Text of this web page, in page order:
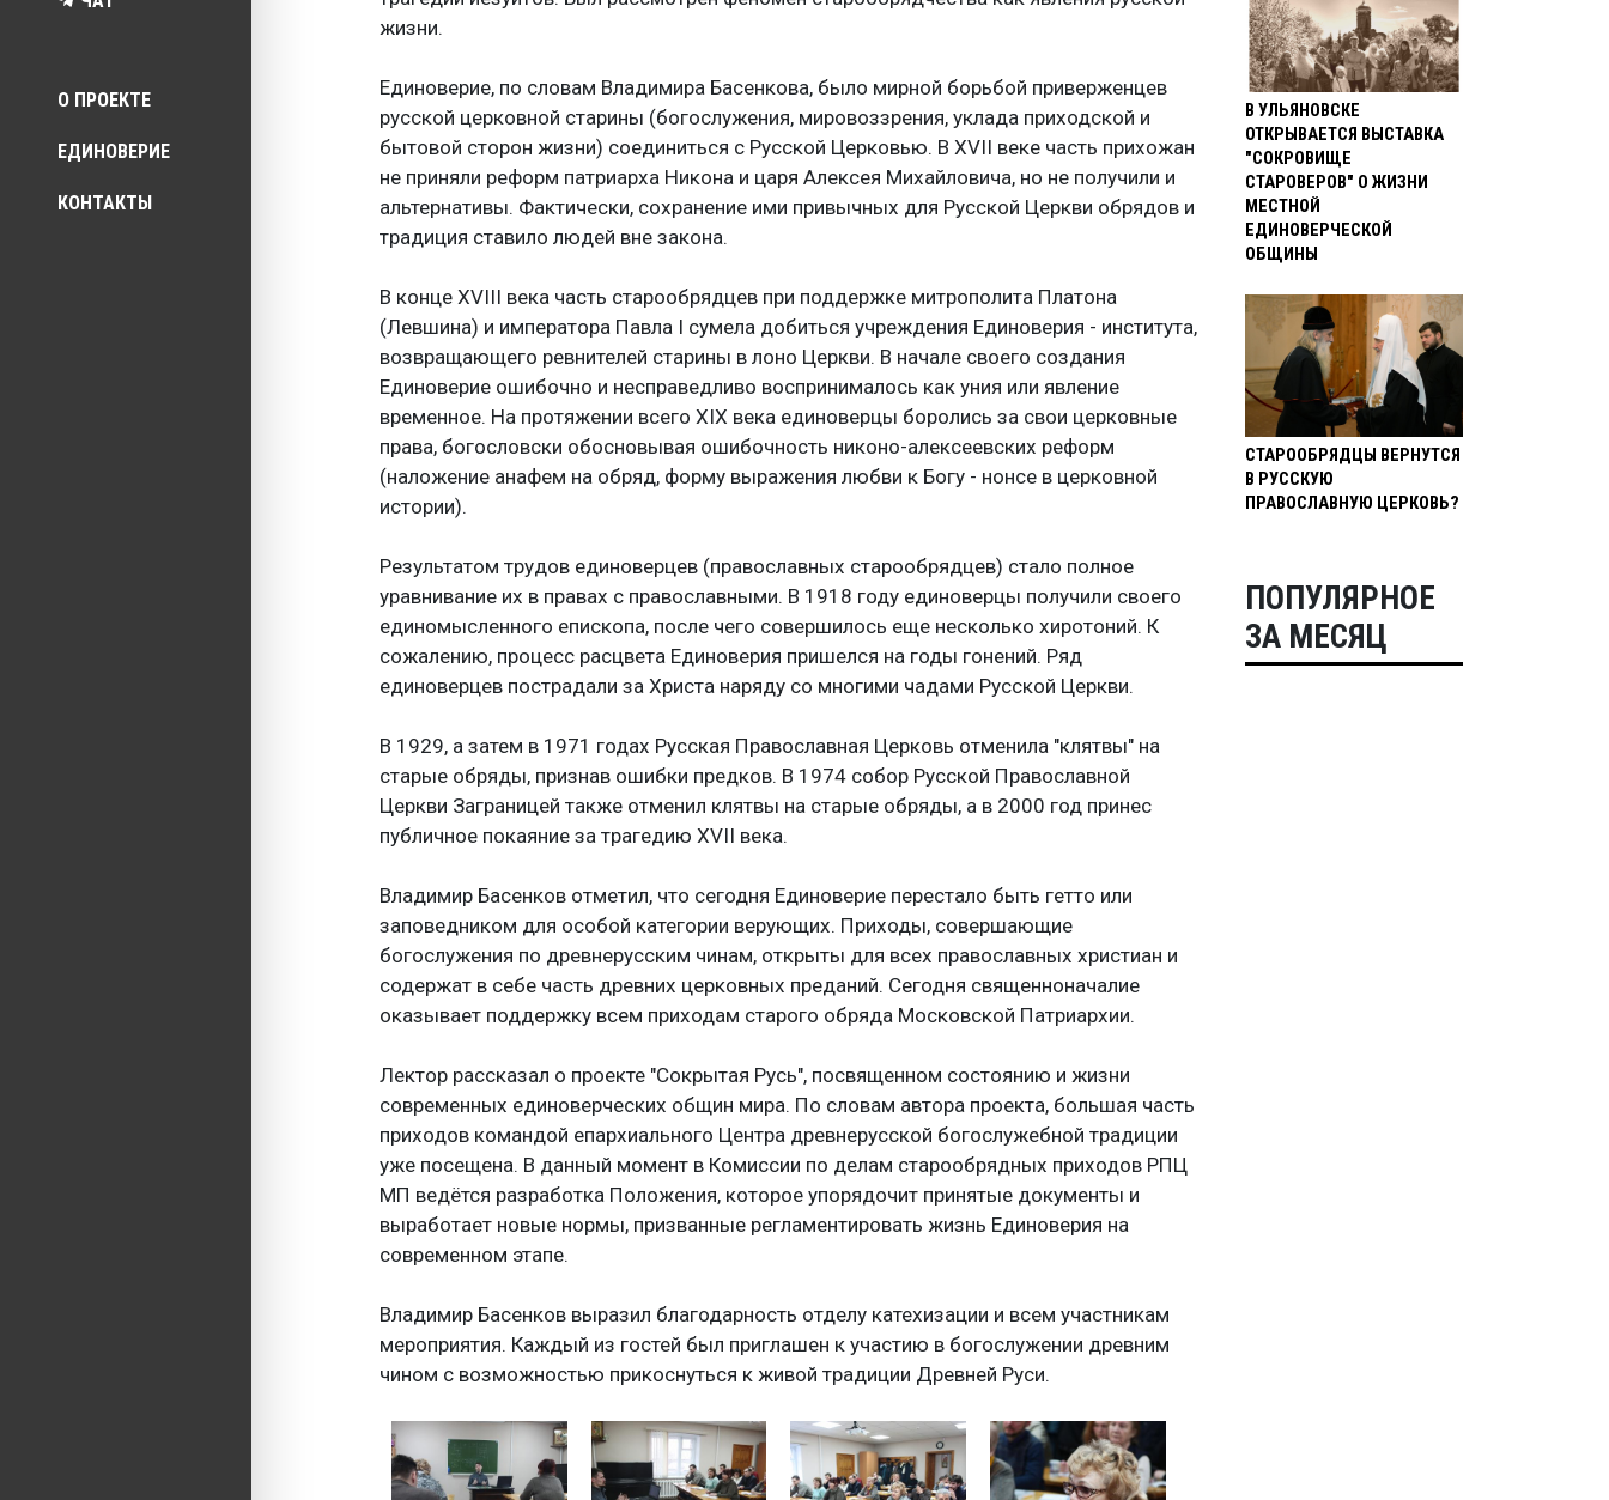
Top menu
О ПРОЕКТЕ
ЕДИНОВЕРИЕ
КОНТАКТЫ
жизни.
Единоверие, по словам Владимира Басенкова, было мирной борьбой приверженцев
русской церковной старины (богослужения, мировоззрения, уклада приходской и
бытовой сторон жизни) соединиться с Русской Церковью. В XVII веке часть прихожан
не приняли реформ патриарха Никона и царя Алексея Михайловича, но не получили и
альтернативы. Фактически, сохранение ими привычных для Русской Церкви обрядов и
традиция ставило людей вне закона.
В конце XVIII века часть старообрядцев при поддержке митрополита Платона
(Левшина) и императора Павла I сумела добиться учреждения Единоверия - института,
возвращающего ревнителей старины в лоно Церкви. В начале своего создания
Единоверие ошибочно и несправедливо воспринималось как уния или явление
временное. На протяжении всего XIX века единоверцы боролись за свои церковные
права, богословски обосновывая ошибочность никоно-алексеевских реформ
(наложение анафем на обряд, форму выражения любви к Богу - нонсе в церковной
истории).
Результатом трудов единоверцев (православных старообрядцев) стало полное
уравнивание их в правах с православными. В 1918 году единоверцы получили своего
единомысленного епископа, после чего совершилось еще несколько хиротоний. К
сожалению, процесс расцвета Единоверия пришелся на годы гонений. Ряд
единоверцев пострадали за Христа наряду со многими чадами Русской Церкви.
В 1929, а затем в 1971 годах Русская Православная Церковь отменила "клятвы" на
старые обряды, признав ошибки предков. В 1974 собор Русской Православной
Церкви Заграницей также отменил клятвы на старые обряды, а в 2000 год принес
публичное покаяние за трагедию XVII века.
Владимир Басенков отметил, что сегодня Единоверие перестало быть гетто или
заповедником для особой категории верующих. Приходы, совершающие
богослужения по древнерусским чинам, открыты для всех православных христиан и
содержат в себе часть древних церковных преданий. Сегодня священноначалие
оказывает поддержку всем приходам старого обряда Московской Патриархии.
Лектор рассказал о проекте "Сокрытая Русь", посвященном состоянию и жизни
современных единоверческих общин мира. По словам автора проекта, большая часть
приходов командой епархиального Центра древнерусской богослужебной традиции
уже посещена. В данный момент в Комиссии по делам старообрядных приходов РПЦ
МП ведётся разработка Положения, которое упорядочит принятые документы и
выработает новые нормы, призванные регламентировать жизнь Единоверия на
современном этапе.
Владимир Басенков выразил благодарность отделу катехизации и всем участникам
мероприятия. Каждый из гостей был приглашен к участию в богослужении древним
чином с возможностью прикоснуться к живой традиции Древней Руси.
В УЛЬЯНОВСКЕ
ОТКРЫВАЕТСЯ ВЫСТАВКА
"СОКРОВИЩЕ
СТАРОВЕРОВ" О ЖИЗНИ
МЕСТНОЙ
ЕДИНОВЕРЧЕСКОЙ
ОБЩИНЫ
СТАРООБРЯДЦЫ ВЕРНУТСЯ
В РУССКУЮ
ПРАВОСЛАВНУЮ ЦЕРКОВЬ?
ПОПУЛЯРНОЕ
ЗА МЕСЯЦ